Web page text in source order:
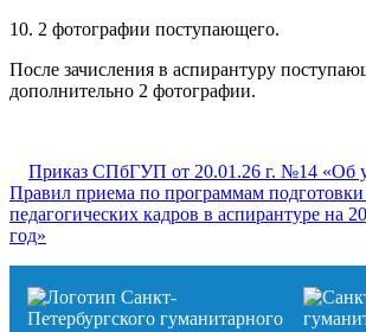
10. 2 фотографии поступающего.
После зачисления в аспирантуру
дополнительно 2 фотографии.
Приказ СПбГУП от 20.01.26 г. №14 «Об
Правил приема по программам
педагогических кадров в аспирантуре на
год»